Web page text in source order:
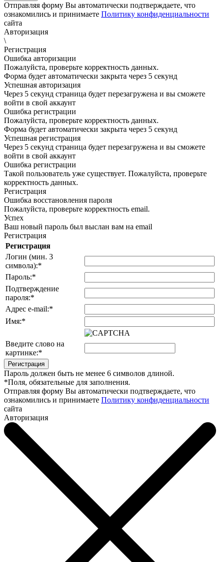
Отправляя форму Вы автоматически подтверждаете, что
ознакомились и принимаете Политику конфиденциальности
сайта
Авторизация
\
Регистрация
Ошибка авторизации
Пожалуйста, проверьте корректность данных.
Форма будет автоматически закрыта через 5 секунд
Успешная авторизация
Через 5 секунд страница будет перезагружена и вы сможете
войти в свой аккаунт
Ошибка регистрации
Пожалуйста, проверьте корректность данных.
Форма будет автоматически закрыта через 5 секунд
Успешная регистрация
Через 5 секунд страница будет перезагружена и вы сможете
войти в свой аккаунт
Ошибка регистрации
Такой пользователь уже существует. Пожалуйста, проверьте
корректность данных.
Регистрация
Ошибка восстановления пароля
Пожалуйста, проверьте корректность email.
Успех
Ваш новый пароль был выслан вам на email
Регистрация
Регистрация
Логин (мин. 3
символа):*
Пароль:*
Подтверждение
пароля:*
Адрес e-mail:*
Имя:*
Введите слово на
картинке:*
Пароль должен быть не менее 6 символов длиной.
*Поля, обязательные для заполнения.
Отправляя форму Вы автоматически подтверждаете, что
ознакомились и принимаете Политику конфиденциальности
сайта
Авторизация